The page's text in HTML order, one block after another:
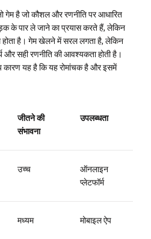
है जो कौशल और रणनीति पर आधारित
के पार ले जाने का प्रयास करते हैं, लेकिन
होता है। गेम खेलने में सरल लगता है, लेकिन
और सही रणनीति की आवश्यकता होती है।
कारण यह है कि यह रोमांचक है और इसमें
जीतने की
संभावना
उपलब्धता
उच्च
ऑनलाइन
प्लेटफॉर्म
मध्यम मोबाइल ऐप